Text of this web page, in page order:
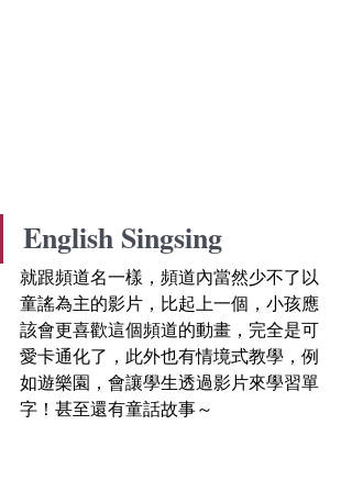
English Singsing
就跟頻道名一樣，頻道內當然少不了以
童謠為主的影片，比起上一個，小孩應
該會更喜歡這個頻道的動畫，完全是可
愛卡通化了，此外也有情境式教學，例
如遊樂園，會讓學生透過影片來學習單
字！甚至還有童話故事～